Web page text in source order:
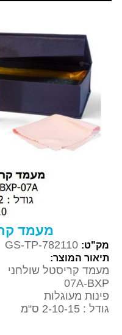
מעמד
מק"ט: GS-TP-782110
תיאור המוצר:
מעמד קריסטל שולחני
07A-BXP
פינות מעוגלות
גודל : 2-10-15 ס“מ